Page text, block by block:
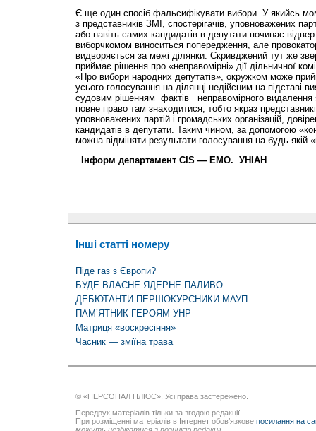
Є ще один спосіб фальсифікувати вибори. У якийсь
з представників ЗМІ, спостерігачів, уповноважених
або навіть самих кандидатів в депутати починає
виборчкомом виноситься попередження, але
видворяється за межі ділянки. Скривджений тут же
приймає рішення про «неправомірні» дії дільничної
«Про вибори народних депутатів», окружком може
усього голосування на ділянці недійсним на підставі
судовим рішенням фактів неправомірного видалення
повне право там знаходитися, тобто якраз
уповноважених партій і громадських організацій,
кандидатів в депутати. Таким чином, за допомогою
можна відміняти результати голосування на будь-якій
Інформ департамент CIS — EMO. УНІАН
Інші статті номеру
Піде газ з Європи?
БУДЕ ВЛАСНЕ ЯДЕРНЕ ПАЛИВО
ДЕБЮТАНТИ-ПЕРШОКУРСНИКИ МАУП
ПАМ’ЯТНИК ГЕРОЯМ УНР
Матриця «воскресіння»
Часник — зміїна трава
© «ПЕРСОНАЛ ПЛЮС». Усі права застережено.
Передрук матеріалів тільки за згодою редакції.
При розміщенні матеріалів в Інтернет обов’язкове посилання на